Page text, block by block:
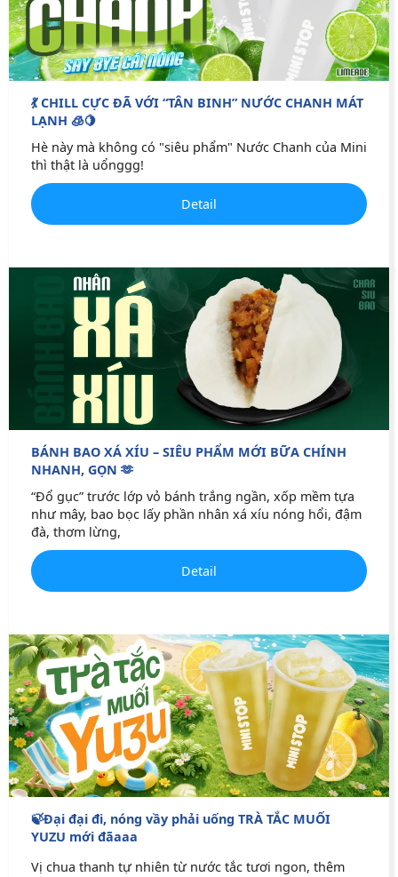
💃 CHILL CỰC ĐÃ VỚI “TÂN BINH” NƯỚC CHANH MÁT
LẠNH 🧊🍋
Hè này mà không có "siêu phẩm" Nước Chanh của Mini
thì thật là uổnggg!
Detail
BÁNH BAO XÁ XÍU – SIÊU PHẨM MỚI BỮA CHÍNH
NHANH, GỌN 🫶
“Đổ gục” trước lớp vỏ bánh trắng ngần, xốp mềm tựa
như mây, bao bọc lấy phần nhân xá xíu nóng hổi, đậm
đà, thơm lừng,
Detail
🍃Đại đại đi, nóng vầy phải uống TRÀ TẮC MUỐI
YUZU mới đãaaa
Vị chua thanh tự nhiên từ nước tắc tươi ngon, thêm